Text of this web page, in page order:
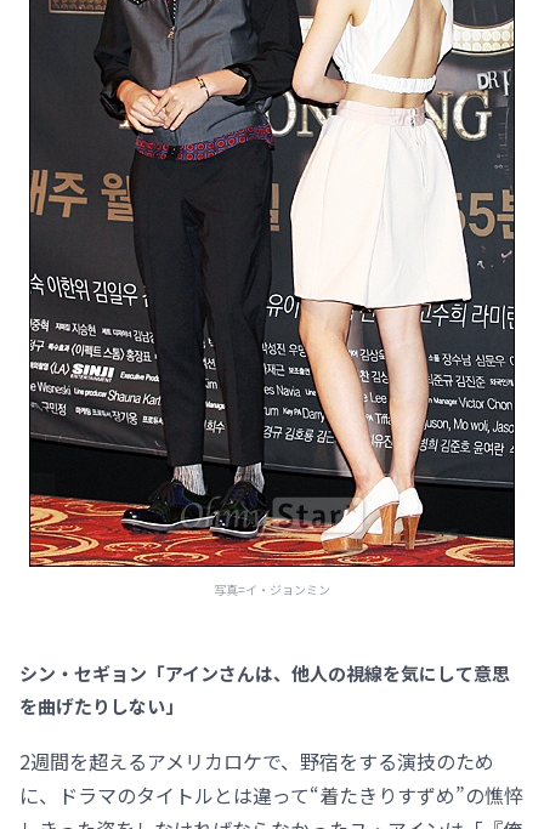
写真=イ・ジョンミン
シン・セギョン「アインさんは、他人の視線を気にして意思
を曲げたりしない」
2週間を超えるアメリカロケで、野宿をする演技のため
に、ドラマのタイトルとは違って“着たきりすずめ”の憔悴